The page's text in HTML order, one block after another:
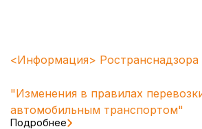
<Информация> Ространснадзора
"Изменения в правилах
автомобильным транспортом"
Подробнее